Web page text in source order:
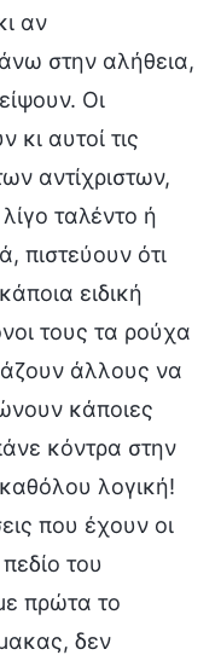
αν
στην αλήθεια,
Οι
κι αυτοί τις
αντίχριστων,
ταλέντο ή
πιστεύουν ότι
ειδική
τους τα ρούχα
άλλους να
κάποιες
κόντρα στην
λογική!
που έχουν οι
του
πρώτα το
δεν